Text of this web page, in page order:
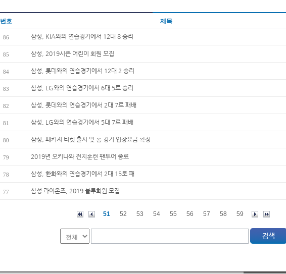
번호 제목
86 삼성, KIA와의 연습경기에서 12대 8 승리
85 삼성, 2019시즌 어린이 회원 모집
84 삼성, 롯데와의 연습경기에서 12대 2 승리
83 삼성, LG와의 연습경기에서 6대 5로 승리
82 삼성, 롯데와의 연습경기에서 2대 7로 패배
81 삼성, LG와의 연습경기에서 5대 7로 패배
80 삼성, 패키지 티켓 출시 및 홈 경기 입장요금 확정
79 2019년 오키나와 전지훈련 팬투어 종료
78 삼성, 한화와의 연습경기에서 2대 15로 패
77 삼성 라이온즈, 2019 블루회원 모집
51 52 53 54 55 56 57 58 59